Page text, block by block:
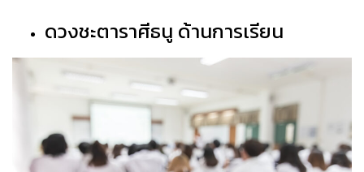
ดวงชะตาราศีธนู ด้านการเรียน